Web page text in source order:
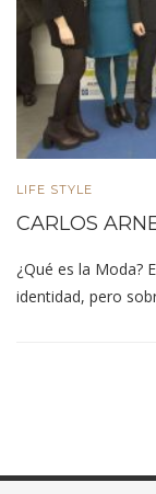
LIFE STYLE
CARLOS
¿Qué es la Moda?
identidad, pero